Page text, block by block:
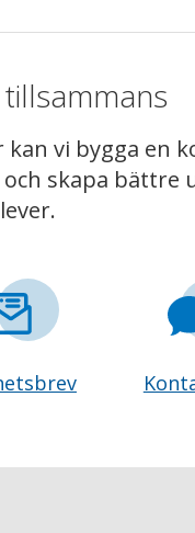
vi bygga en
skapa bättre